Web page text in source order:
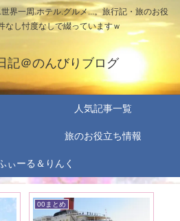
界一周.ホテル.グルメ...。旅行記・旅のお役
なし忖度なしで綴っていますｗ
記＠のんびりブログ
人気記事一覧
旅のお役立ち情報
ぃーる＆りんく
00まとめ